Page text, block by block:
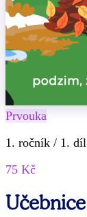
Prvouka
1. ročník / 1. díl
75 Kč